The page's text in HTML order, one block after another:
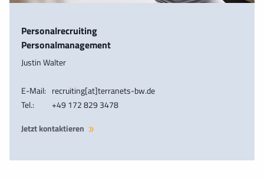
Personalrecruiting
Personalmanagement
Justin Walter
E-Mail: recruiting[at]terranets-bw.de
Tel.:
+49 172 829 3478
Jetzt kontaktieren